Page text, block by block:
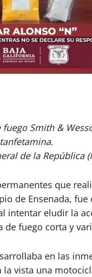
Smith &
.
de la República
que
de Ensenada,
intentar eludir la
fuego corta y
en las
vista una